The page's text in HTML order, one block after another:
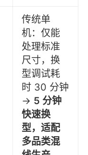
传统单
机：仅能
处理标准
尺寸，换
型调试耗
时 30 分钟
→ 5 分钟
快速换
型，适配
多品类混